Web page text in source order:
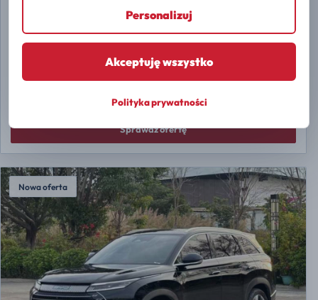
2024 100 km
od498 zł
Sprawdź ofertę
Nowa oferta
Personalizuj
Akceptuję wszystko
Polityka prywatności